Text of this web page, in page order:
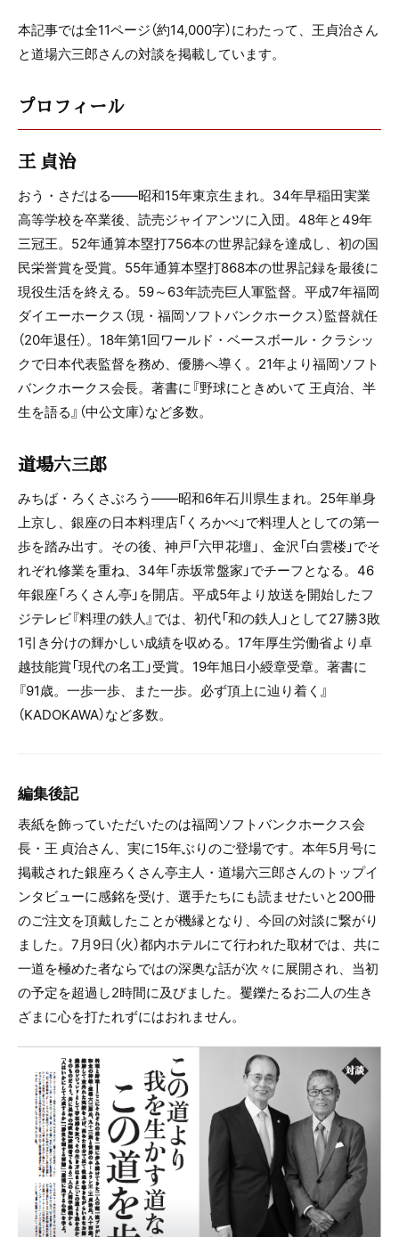
本記事では全11ページ（約14,000字）にわたって、王貞治さん
と道場六三郎さんの対談を掲載しています。
プロフィール
王 貞治
おう・さだはる――昭和15年東京生まれ。34年早稲田実業
高等学校を卒業後、読売ジャイアンツに入団。48年と49年
三冠王。52年通算本塁打756本の世界記録を達成し、初の国
民栄誉賞を受賞。55年通算本塁打868本の世界記録を最後に
現役生活を終える。59～63年読売巨人軍監督。平成7年福岡
ダイエーホークス（現・福岡ソフトバンクホークス）監督就任
（20年退任）。18年第1回ワールド・ベースボール・クラシッ
クで日本代表監督を務め、優勝へ導く。21年より福岡ソフト
バンクホークス会長。著書に『野球にときめいて 王貞治、半
生を語る』（中公文庫）など多数。
道場六三郎
みちば・ろくさぶろう――昭和6年石川県生まれ。25年単身
上京し、銀座の日本料理店「くろかべ」で料理人としての第一
歩を踏み出す。その後、神戸「六甲花壇」、金沢「白雲楼」でそ
れぞれ修業を重ね、34年「赤坂常盤家」でチーフとなる。46
年銀座「ろくさん亭」を開店。平成5年より放送を開始したフ
ジテレビ『料理の鉄人』では、初代「和の鉄人」として27勝3敗
1引き分けの輝かしい成績を収める。17年厚生労働省より卓
越技能賞「現代の名工」受賞。19年旭日小綬章受章。著書に
『91歳。一歩一歩、また一歩。必ず頂上に辿り着く』
（KADOKAWA）など多数。
編集後記
表紙を飾っていただいたのは福岡ソフトバンクホークス会
長・王 貞治さん、実に15年ぶりのご登場です。本年5月号に
掲載された銀座ろくさん亭主人・道場六三郎さんのトップイ
ンタビューに感銘を受け、選手たちにも読ませたいと200冊
のご注文を頂戴したことが機縁となり、今回の対談に繋がり
ました。7月9日（火）都内ホテルにて行われた取材では、共に
一道を極めた者ならではの深奥な話が次々に展開され、当初
の予定を超過し2時間に及びました。矍鑠たるお二人の生き
ざまに心を打たれずにはおれません。